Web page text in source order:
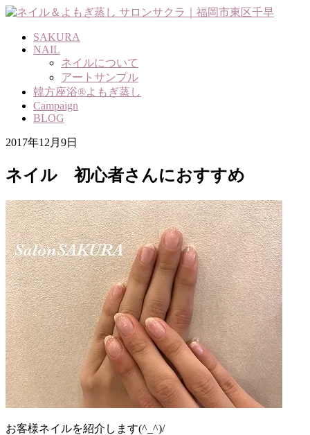
Skip
contentSAKURA
NAIL
ネイルについて
アートサンプル
韓方座浴®よもぎ蒸し
Campaign
BLOG
2017年12月9日
ネイル 初心者さんにおすすめ
お客様ネイルを紹介します(^_^)/